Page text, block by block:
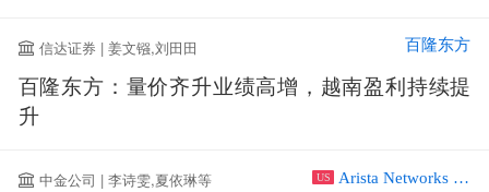
信达证券 | 姜文镪,刘田田 百隆东方
百隆东方：量价齐升业绩高增，越南盈利持续提
升
中金公司 | 李诗雯,夏依琳等 US Arista Networks Inc